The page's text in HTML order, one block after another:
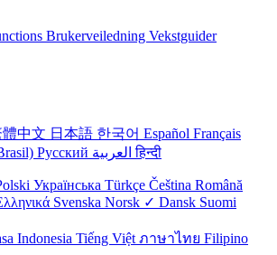
Brukerveiledning Vekstguider
中文 日本語 한국어 Español Français
Русский العربيةहिन्दी
Українська Türkçe Čeština Română
Svenska Norsk ✓ Dansk Suomi
Indonesia Tiếng Việt ภาษาไทย Filipino